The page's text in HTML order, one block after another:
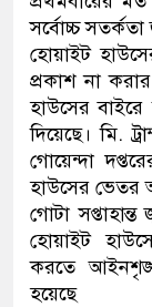
সর্বোচ্চ
হোয়াইট
প্রকাশ না
হাউসের বাইরে
দিয়েছে। মি.
গোয়েন্দা
হাউসের ভেতর
গোটা
হোয়াইট
করতে
হয়েছে